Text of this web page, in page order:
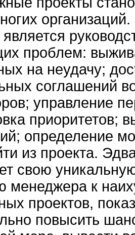
проблем:
на неудачу;
соглашений
управление
приоритетов;
определение
из проекта.
свою
менеджера к
проектов,
повысить